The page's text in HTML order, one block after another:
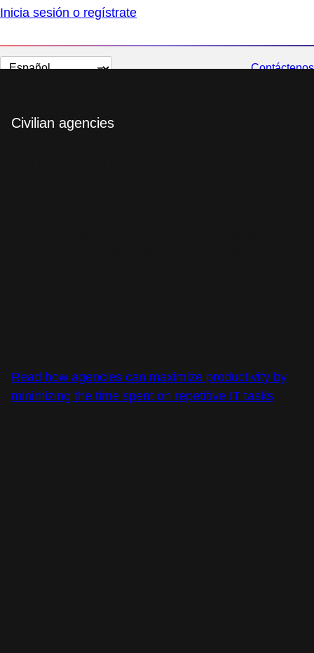
Inicia sesión o regístrate
Cambiar
Contáctenos
Civilian agencies
Read how agencies can maximize productivity by
minimizing the time spent on repetitive IT tasks